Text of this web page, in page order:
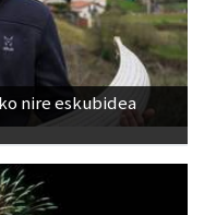
nire eskubidea